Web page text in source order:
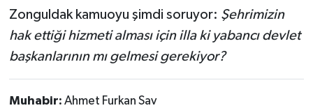
Zonguldak kamuoyu şimdi soruyor: Şehrimizin
hak ettiği hizmeti alması için illa ki yabancı devlet
başkanlarının mı gelmesi gerekiyor?
Muhabir: Ahmet Furkan Sav